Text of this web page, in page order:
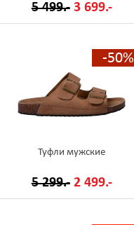
5 499.- 3 699.-
-50%
Туфли мужские
5 299.- 2 499.-